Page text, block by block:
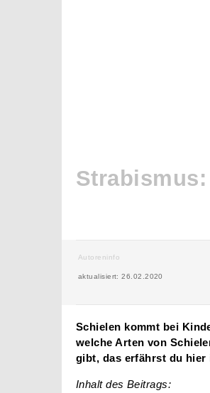
Autoreninfo
aktualisiert: 26.02.2020
Schielen kommt bei
welche Arten von
gibt, das erfährst du hier
Inhalt des Beitrags: